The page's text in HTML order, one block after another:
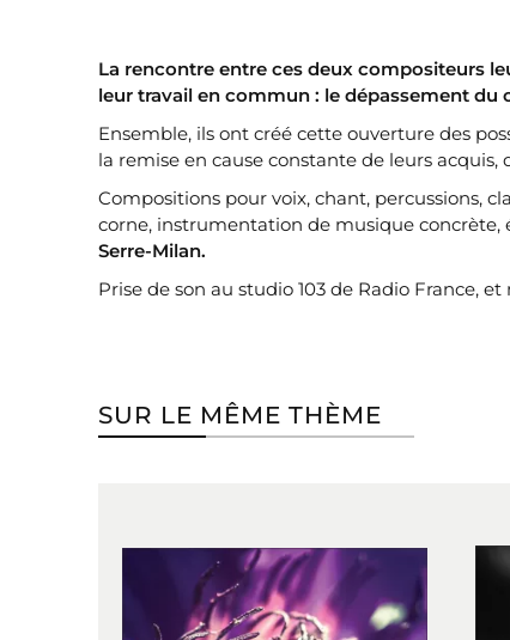
La rencontre entre ces deux compositeurs
leur travail en commun : le dépassement
Ensemble, ils ont créé cette ouverture des
la remise en cause constante de leurs acquis,
Compositions pour voix, chant, percussions,
corne, instrumentation de musique
Serre-Milan.
Prise de son au studio 103 de Radio France,
SUR LE MÊME THÈME